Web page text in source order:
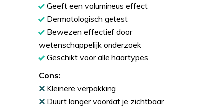
Geeft een volumineus effect
Dermatologisch getest
Bewezen effectief door
wetenschappelijk onderzoek
Geschikt voor alle haartypes
Cons:
Kleinere verpakking
Duurt langer voordat je zichtbaar